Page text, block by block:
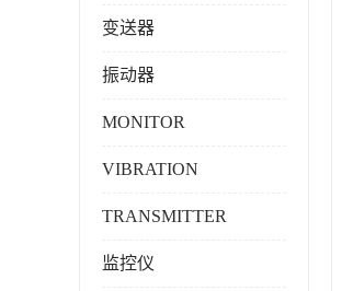
变送器
振动器
MONITOR
VIBRATION
TRANSMITTER
监控仪